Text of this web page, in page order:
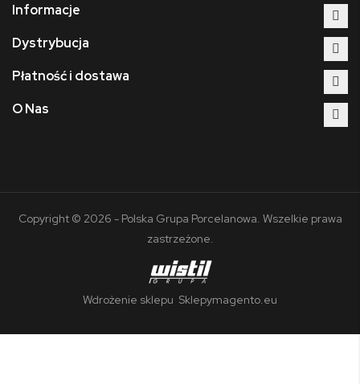
Informacje
Dystrybucja
Płatność i dostawa
O Nas
Copyright © 2026 - Polska Grupa Porcelanowa. Wszelkie prawa
zastrzeżone.
Wdrożenie sklepu Sklepymagento.eu